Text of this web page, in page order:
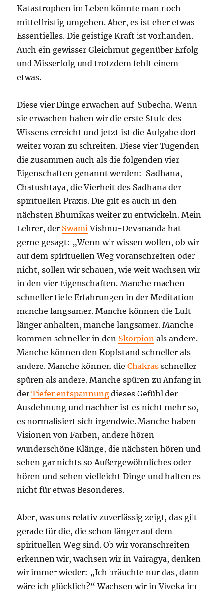
Katastrophen im Leben könnte man noch
mittelfristig umgehen. Aber, es ist eher etwas
Essentielles. Die geistige Kraft ist vorhanden.
Auch ein gewisser Gleichmut gegenüber Erfolg
und Misserfolg und trotzdem fehlt einem
etwas.
Diese vier Dinge erwachen auf Subecha. Wenn
sie erwachen haben wir die erste Stufe des
Wissens erreicht und jetzt ist die Aufgabe dort
weiter voran zu schreiten. Diese vier Tugenden
die zusammen auch als die folgenden vier
Eigenschaften genannt werden: Sadhana,
Chatushtaya, die Vierheit des Sadhana der
spirituellen Praxis. Die gilt es auch in den
nächsten Bhumikas weiter zu entwickeln. Mein
Lehrer, der Swami Vishnu-Devananda hat
gerne gesagt: „Wenn wir wissen wollen, ob wir
auf dem spirituellen Weg voranschreiten oder
nicht, sollen wir schauen, wie weit wachsen wir
in den vier Eigenschaften. Manche machen
schneller tiefe Erfahrungen in der Meditation
manche langsamer. Manche können die Luft
länger anhalten, manche langsamer. Manche
kommen schneller in den Skorpion als andere.
Manche können den Kopfstand schneller als
andere. Manche können dieChakras schneller
spüren als andere. Manche spüren zu Anfang in
derTiefenentspannung dieses Gefühl der
Ausdehnung und nachher ist es nicht mehr so,
es normalisiert sich irgendwie. Manche haben
Visionen von Farben, andere hören
wunderschöne Klänge, die nächsten hören und
sehen gar nichts so Außergewöhnliches oder
hören und sehen vielleicht Dinge und halten es
nicht für etwas Besonderes.
Aber, was uns relativ zuverlässig zeigt, das gilt
gerade für die, die schon länger auf dem
spirituellen Weg sind. Ob wir voranschreiten
erkennen wir, wachsen wir in Vairagya, denken
wir immer wieder: „Ich bräuchte nur das, dann
wäre ich glücklich?“ Wachsen wir in Viveka im